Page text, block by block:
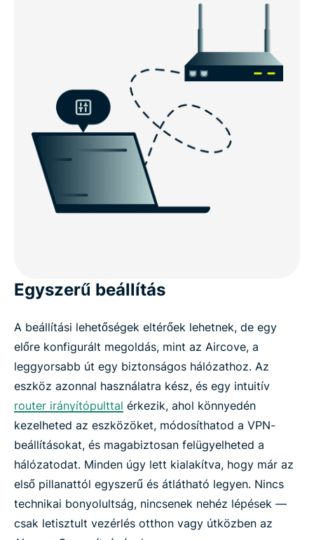
Egyszerű beállítás
A beállítási lehetőségek eltérőek lehetnek, de egy
előre konfigurált megoldás, mint az Aircove, a
leggyorsabb út egy biztonságos hálózathoz. Az
eszköz azonnal használatra kész, és egy intuitív
router irányítópulttal érkezik, ahol könnyedén
kezelheted az eszközöket, módosíthatod a VPN-
beállításokat, és magabiztosan felügyelheted a
hálózatodat. Minden úgy lett kialakítva, hogy már az
első pillanattól egyszerű és átlátható legyen. Nincs
technikai bonyolultság, nincsenek nehéz lépések —
csak letisztult vezérlés otthon vagy útközben az